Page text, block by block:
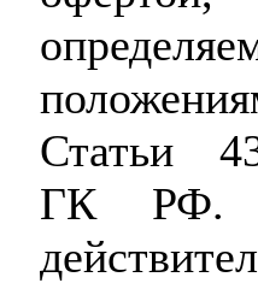
Статьи
ГК РФ.